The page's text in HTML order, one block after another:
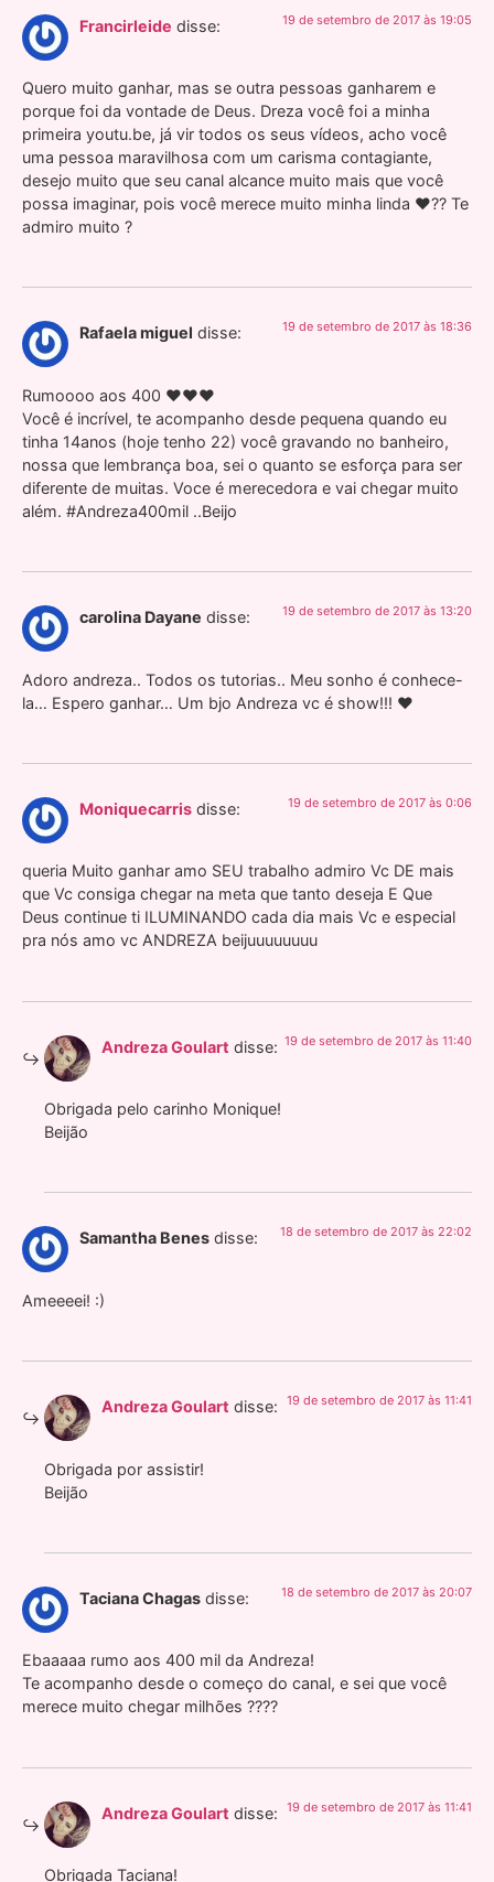
Francirleide disse: 19 de setembro de 2017 às 19:05
Quero muito ganhar, mas se outra pessoas ganharem e
porque foi da vontade de Deus. Dreza você foi a minha
primeira youtu.be, já vir todos os seus vídeos, acho você
uma pessoa maravilhosa com um carisma contagiante,
desejo muito que seu canal alcance muito mais que você
possa imaginar, pois você merece muito minha linda ❤️?? Te
admiro muito ?
Rafaela miguel disse: 19 de setembro de 2017 às 18:36
Rumoooo aos 400 ♥️♥️♥️
Você é incrível, te acompanho desde pequena quando eu
tinha 14anos (hoje tenho 22) você gravando no banheiro,
nossa que lembrança boa, sei o quanto se esforça para ser
diferente de muitas. Voce é merecedora e vai chegar muito
além. #Andreza400mil ..Beijo
carolina Dayane disse: 19 de setembro de 2017 às 13:20
Adoro andreza.. Todos os tutorias.. Meu sonho é conhece-
la… Espero ganhar… Um bjo Andreza vc é show!!! ❤
Moniquecarris disse: 19 de setembro de 2017 às 0:06
queria Muito ganhar amo SEU trabalho admiro Vc DE mais
que Vc consiga chegar na meta que tanto deseja E Que
Deus continue ti ILUMINANDO cada dia mais Vc e especial
pra nós amo vc ANDREZA beijuuuuuuuu
Andreza Goulart disse: 19 de setembro de 2017 às 11:40
Obrigada pelo carinho Monique!
Beijão
Samantha Benes disse: 18 de setembro de 2017 às 22:02
Ameeeei! :)
Andreza Goulart disse: 19 de setembro de 2017 às 11:41
Obrigada por assistir!
Beijão
Taciana Chagas disse: 18 de setembro de 2017 às 20:07
Ebaaaaa rumo aos 400 mil da Andreza!
Te acompanho desde o começo do canal, e sei que você
merece muito chegar milhões ????
Andreza Goulart disse: 19 de setembro de 2017 às 11:41
Obrigada Taciana!